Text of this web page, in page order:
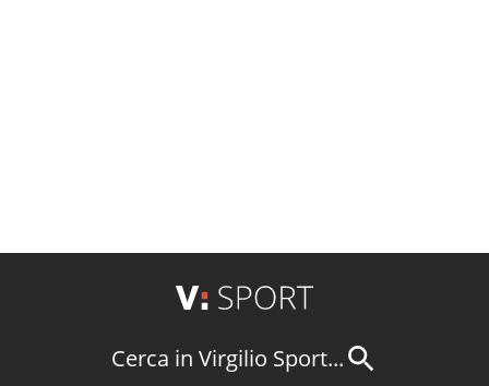
Cerca in Virgilio Sport...